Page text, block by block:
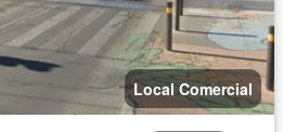
Local Comercial